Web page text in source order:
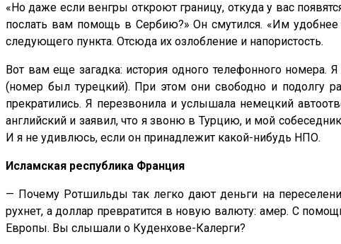
«Но даже если венгры откроют границу, откуда у вас
послать вам помощь в Сербию?» Он смутился. «Им удобнее
следующего пункта. Отсюда их озлобление и напористость.
Вот вам еще загадка: история одного телефонного
(номер был турецкий). При этом они свободно и подолгу
прекратились. Я перезвонила и услышала немецкий
английский и заявил, что я звоню в Турцию, и мой
И я не удивлюсь, если он принадлежит какой-нибудь НПО.
Исламская республика Франция
— Почему Ротшильды так легко дают деньги на
рухнет, а доллар превратится в новую валюту: амер. С
Европы. Вы слышали о Куденхове-Калерги?